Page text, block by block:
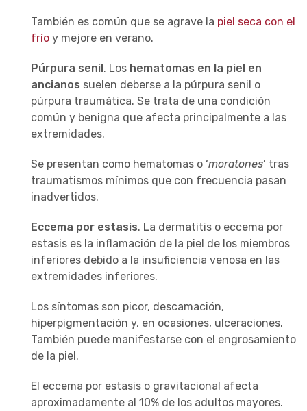
También es común que se agrave la piel seca con el
frío y mejore en verano.
Púrpura senil. Los hematomas en la piel en
ancianos suelen deberse a la púrpura senil o
púrpura traumática. Se trata de una condición
común y benigna que afecta principalmente a las
extremidades.
Se presentan como hematomas o ‘moratones’ tras
traumatismos mínimos que con frecuencia pasan
inadvertidos.
Eccema por estasis. La dermatitis o eccema por
estasis es la inflamación de la piel de los miembros
inferiores debido a la insuficiencia venosa en las
extremidades inferiores.
Los síntomas son picor, descamación,
hiperpigmentación y, en ocasiones, ulceraciones.
También puede manifestarse con el engrosamiento
de la piel.
El eccema por estasis o gravitacional afecta
aproximadamente al 10% de los adultos mayores.